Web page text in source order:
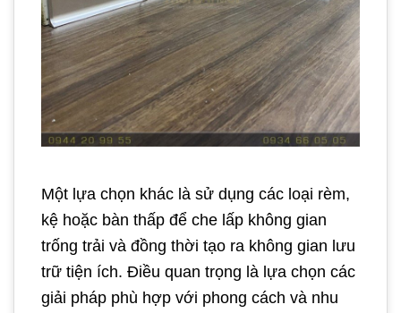
Một lựa chọn khác là sử dụng các loại rèm,
kệ hoặc bàn thấp để che lấp không gian
trống trải và đồng thời tạo ra không gian lưu
trữ tiện ích. Điều quan trọng là lựa chọn các
giải pháp phù hợp với phong cách và nhu